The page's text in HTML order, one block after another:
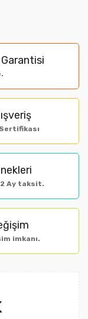
Ay taksit.
imkanı.